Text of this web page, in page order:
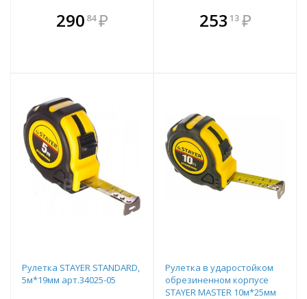
290 84 ₽
В комплекте
всегда выгоднее!
В комплекте
всегда выгоднее!
253 13 ₽
Рулетка STAYER STANDARD,
5м*19мм арт.34025-05
Рулетка в ударостойком
обрезиненном корпусе
STAYER MASTER 10м*25мм